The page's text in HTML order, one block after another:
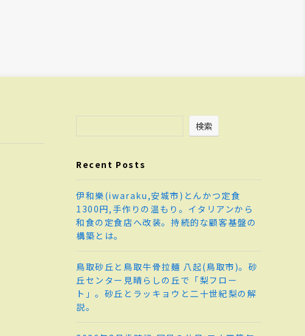
検索
Recent Posts
伊和樂(iwaraku,安城市)とんかつ定食
1300円,手作りの温もり。イタリアンから
和食の定食店へ改装。持続的な顧客基盤の
構築とは。
鳥取砂丘と鳥取牛骨拉麺 八起(鳥取市)。砂
丘センター見晴らしの丘で「梨フロー
ト」。砂丘とラッキョウと二十世紀梨の解
説。